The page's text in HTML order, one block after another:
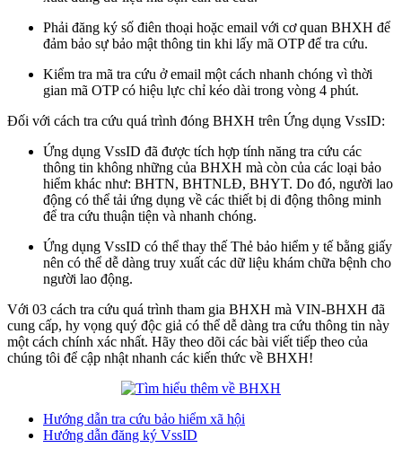
Phải đăng ký số điên thoại hoặc email với cơ quan BHXH để
đảm bảo sự bảo mật thông tin khi lấy mã OTP để tra cứu.
Kiểm tra mã tra cứu ở email một cách nhanh chóng vì thời
gian mã OTP có hiệu lực chỉ kéo dài trong vòng 4 phút.
Đối với cách tra cứu quá trình đóng BHXH trên Ứng dụng VssID:
Ứng dụng VssID đã được tích hợp tính năng tra cứu các
thông tin không những của BHXH mà còn của các loại bảo
hiểm khác như: BHTN, BHTNLĐ, BHYT. Do đó, người lao
động có thể tải ứng dụng về các thiết bị di động thông minh
để tra cứu thuận tiện và nhanh chóng.
Ứng dụng VssID có thể thay thế Thẻ bảo hiểm y tế bằng giấy
nên có thể dễ dàng truy xuất các dữ liệu khám chữa bệnh cho
người lao động.
Với 03 cách tra cứu quá trình tham gia BHXH mà VIN-BHXH đã
cung cấp, hy vọng quý độc giả có thể dễ dàng tra cứu thông tin này
một cách chính xác nhất. Hãy theo dõi các bài viết tiếp theo của
chúng tôi để cập nhật nhanh các kiến thức về BHXH!
Hướng dẫn tra cứu bảo hiểm xã hội
Hướng dẫn đăng ký VssID